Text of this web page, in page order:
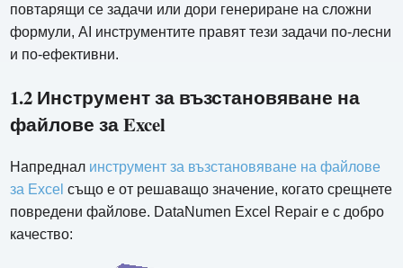
повтарящи се задачи или дори генериране на сложни
формули, AI инструментите правят тези задачи по-лесни
и по-ефективни.
1.2 Инструмент за възстановяване на
файлове за Excel
Напреднал инструмент за възстановяване на файлове
за Excel също е от решаващо значение, когато срещнете
повредени файлове. DataNumen Excel Repair е с добро
качество: